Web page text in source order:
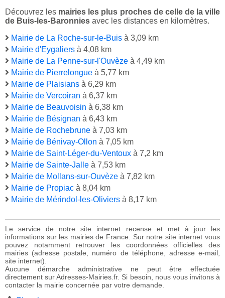
Découvrez les mairies les plus proches de celle de la ville
de Buis-les-Baronnies avec les distances en kilomètres.
Mairie de La Roche-sur-le-Buis à 3,09 km
Mairie d'Eygaliers à 4,08 km
Mairie de La Penne-sur-l'Ouvèze à 4,49 km
Mairie de Pierrelongue à 5,77 km
Mairie de Plaisians à 6,29 km
Mairie de Vercoiran à 6,37 km
Mairie de Beauvoisin à 6,38 km
Mairie de Bésignan à 6,43 km
Mairie de Rochebrune à 7,03 km
Mairie de Bénivay-Ollon à 7,05 km
Mairie de Saint-Léger-du-Ventoux à 7,2 km
Mairie de Sainte-Jalle à 7,53 km
Mairie de Mollans-sur-Ouvèze à 7,82 km
Mairie de Propiac à 8,04 km
Mairie de Mérindol-les-Oliviers à 8,17 km
Le service de notre site internet recense et met à jour les
informations sur les mairies de France. Sur notre site internet vous
pouvez notamment retrouver les coordonnées officielles des
mairies (adresse postale, numéro de téléphone, adresse e-mail,
site internet).
Aucune démarche administrative ne peut être effectuée
directement sur Adresses-Mairies.fr. Si besoin, nous vous invitons à
contacter la mairie concernée par votre demande.